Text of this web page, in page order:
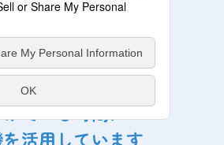
当たり前の生活。
ている時間や、
ている時間に
活用しています